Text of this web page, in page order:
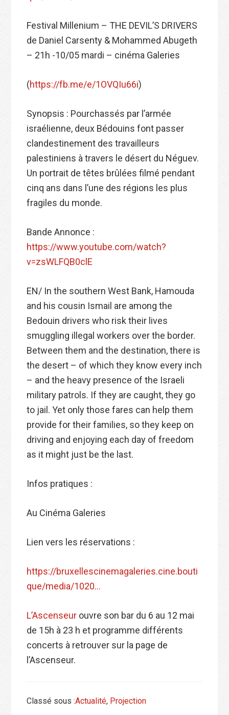
Festival Millenium – THE DEVIL’S DRIVERS
de Daniel Carsenty & Mohammed Abugeth
– 21h -10/05 mardi – cinéma Galeries
(https://fb.me/e/1OVQIu66i)
Synopsis : Pourchassés par l’armée
israélienne, deux Bédouins font passer
clandestinement des travailleurs
palestiniens à travers le désert du Néguev.
Un portrait de têtes brûlées filmé pendant
cinq ans dans l’une des régions les plus
fragiles du monde.
Bande Annonce :
https://www.youtube.com/watch?
v=zsWLFQB0clE
EN/ In the southern West Bank, Hamouda
and his cousin Ismail are among the
Bedouin drivers who risk their lives
smuggling illegal workers over the border.
Between them and the destination, there is
the desert – of which they know every inch
– and the heavy presence of the Israeli
military patrols. If they are caught, they go
to jail. Yet only those fares can help them
provide for their families, so they keep on
driving and enjoying each day of freedom
as it might just be the last.
Infos pratiques :
Au Cinéma Galeries
Lien vers les réservations :
https://bruxellescinemagaleries.cine.bouti
que/media/1020…
L’Ascenseur ouvre son bar du 6 au 12 mai
de 15h à 23 h et programme différents
concerts à retrouver sur la page de
l’Ascenseur.
Classé sous :Actualité, Projection